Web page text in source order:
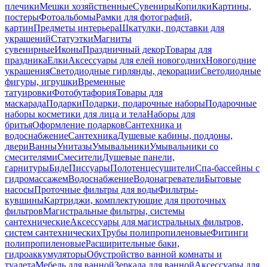
плечикиМешки хозяйственныеСувенирыКопилкиКартины,
постерыФотоальбомыРамки для фотографий,
картинПредметы интерьераШкатулки, подставки для
украшенийСтатуэткиМагниты
сувенирныеИконыПраздничный декорТовары для
праздникаЕлкиАксессуары для елей новогоднихНовогодние
украшенияСветодиодные гирлянды, декорацииСветодиодные
фигуры, игрушкиВременные
татуировкиФотобутафорияТовары для
маскарадаПодаркиПодарки, подарочные наборыПодарочные
наборы косметики для лица и телаНаборы для
бритьяОформление подарковСантехника и
водоснабжениеСантехникаДушевые кабины, поддоны,
двериВанныУнитазыУмывальникиУмывальники со
смесителямиСмесителиДушевые панели,
гарнитурыБидеПиссуарыПолотенцесушителиСпа-бассейны с
гидромассажемВодоснабжениеВодонагревателиБытовые
насосыПроточные фильтры для водыФильтры-
кувшиныКартриджи, комплектующие для проточных
фильтровМагистральные фильтры, системы
сантехническиеАксессуары для магистральных фильтров,
систем сантехническихТрубы полипропиленовыеФитинги
полипропиленовыеРасширительные баки,
гидроаккумуляторыОбустройство ванной комнаты и
туалетаМебель для ваннойЗеркала для ваннойАксессуары для